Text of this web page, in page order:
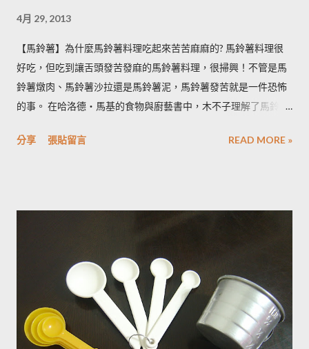
4月 29, 2013
【馬鈴薯】為什麼馬鈴薯料理吃起來苦苦麻麻的? 馬鈴薯料理很
好吃，但吃到讓舌頭發苦發麻的馬鈴薯料理，很掃興！不管是馬
鈴薯燉肉、馬鈴薯沙拉還是馬鈴薯泥，馬鈴薯發苦就是一件恐怖
的事。 在哈洛德‧馬基的食物與廚藝書中，木不子理解了馬鈴薯
房知識！ ◆ 馬鈴薯有苦味正常嗎？ 正常。馬鈴薯以含有大量茄
曝曬容易讓生物鹼含量增加，苦味也會變得明顯。由於光線同時
含量超標的跡象。 此外在壓力環境下生長與光線曝曬環境，都可
能引起生物鹼含量倍增，甚至到正常量(每100公克馬鈴薯含2~15
毫克生物鹼)的三倍。 (書中提到的壓力環境下生長，木不子不是
很了解壓力環境的定義，歡迎有種植經驗的朋友分享。) ◆ 馬鈴
薯應該如何正確儲藏？ 1. 放在陰暗角落避免受光線照射持續增加
分享 張貼留言 READ MORE »